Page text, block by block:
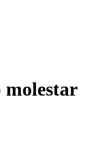
molestar